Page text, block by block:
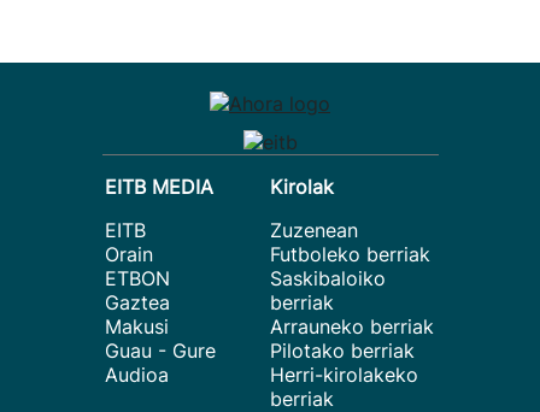
EITB MEDIA
EITB
Orain
ETBON
Gaztea
Makusi
Guau - Gure
Audioa
Kirolak
Zuzenean
Futboleko berriak
Saskibaloiko
berriak
Arrauneko berriak
Pilotako berriak
Herri-kirolakeko
berriak